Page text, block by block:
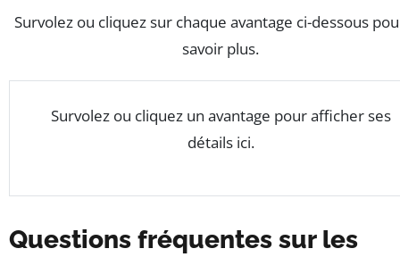
Survolez ou cliquez sur chaque avantage ci-dessous
savoir plus.
Survolez ou cliquez un avantage pour afficher ses
détails ici.
Questions fréquentes sur les